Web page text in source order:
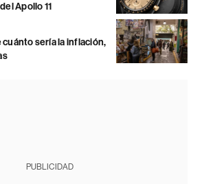
Apollo 11
sería la inflación,
PUBLICIDAD